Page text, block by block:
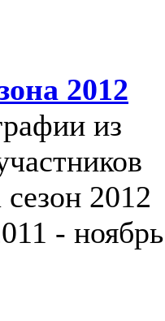
2012
из
2012
- ноябрь